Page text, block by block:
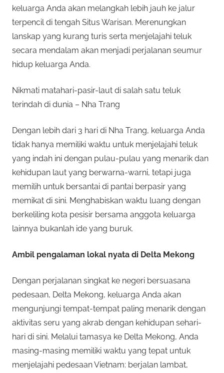
keluarga Anda akan melangkah lebih jauh ke jalur
terpencil di tengah Situs Warisan. Merenungkan
lanskap yang kurang turis serta menjelajahi teluk
secara mendalam akan menjadi perjalanan seumur
hidup keluarga Anda.
Nikmati matahari-pasir-laut di salah satu teluk
terindah di dunia – Nha Trang
Dengan lebih dari 3 hari di Nha Trang, keluarga Anda
tidak hanya memiliki waktu untuk menjelajahi teluk
yang indah ini dengan pulau-pulau yang menarik dan
kehidupan laut yang berwarna-warni, tetapi juga
memilih untuk bersantai di pantai berpasir yang
memikat di sini. Menghabiskan waktu luang dengan
berkeliling kota pesisir bersama anggota keluarga
lainnya bukanlah ide yang buruk.
Ambil pengalaman lokal nyata di Delta Mekong
Dengan perjalanan singkat ke negeri bersuasana
pedesaan, Delta Mekong, keluarga Anda akan
mengunjungi tempat-tempat paling menarik dengan
aktivitas seru yang akrab dengan kehidupan sehari-
hari di sini. Melalui tamasya ke Delta Mekong, Anda
masing-masing memiliki waktu yang tepat untuk
menjelajahi pedesaan Vietnam: berjalan lambat,